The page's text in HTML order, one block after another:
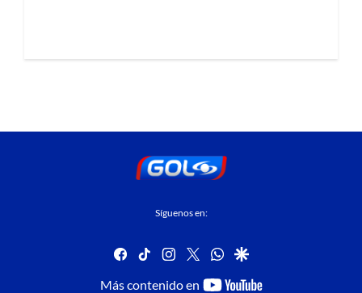
Síguenos en:
facebook
tiktok instagram
twitterwhatsapp
google
Más contenido en
youtube-